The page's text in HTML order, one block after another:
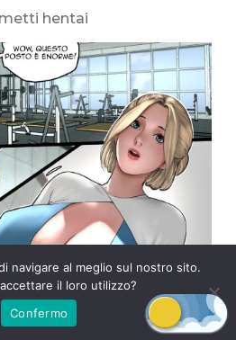
hentai
navigare al meglio sul nostro sito.
il loro utilizzo?
Confermo